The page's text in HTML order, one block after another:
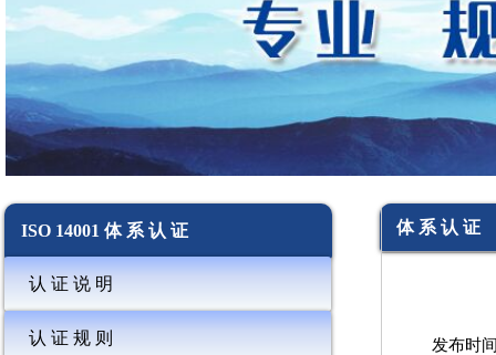
体 系 认 证
ISO 14001 体 系 认 证
认 证 说 明
发布时
认 证 规 则